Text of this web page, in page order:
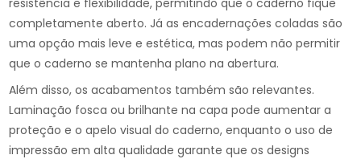
resistência e flexibilidade, permitindo que o caderno fique
completamente aberto. Já as encadernações coladas são
uma opção mais leve e estética, mas podem não permitir
que o caderno se mantenha plano na abertura.
Além disso, os acabamentos também são relevantes.
Laminação fosca ou brilhante na capa pode aumentar a
proteção e o apelo visual do caderno, enquanto o uso de
impressão em alta qualidade garante que os designs